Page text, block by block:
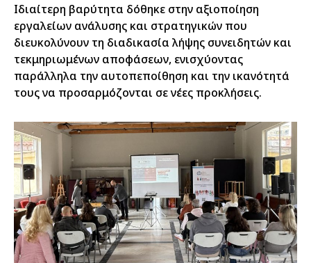
Ιδιαίτερη βαρύτητα δόθηκε στην αξιοποίηση
εργαλείων ανάλυσης και στρατηγικών που
διευκολύνουν τη διαδικασία λήψης συνειδητών και
τεκμηριωμένων αποφάσεων, ενισχύοντας
παράλληλα την αυτοπεποίθηση και την ικανότητά
τους να προσαρμόζονται σε νέες προκλήσεις.